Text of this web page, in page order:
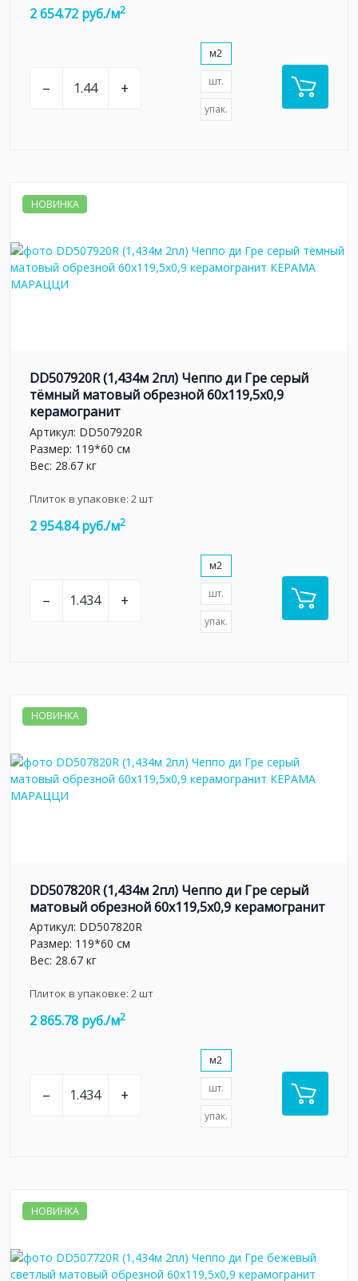
2 654.72 руб./м2
– +
м2
шт.
упак.
НОВИНКА
DD507920R (1,434м 2пл) Чеппо ди Гре серый
тёмный матовый обрезной 60x119,5x0,9
керамогранит
Артикул: DD507920R
Размер: 119*60 см
Вес: 28.67 кг
Плиток в упаковке: 2шт
2 954.84 руб./м2
– +
м2
шт.
упак.
НОВИНКА
DD507820R (1,434м 2пл) Чеппо ди Гре серый
матовый обрезной 60x119,5x0,9 керамогранит
Артикул: DD507820R
Размер: 119*60 см
Вес: 28.67 кг
Плиток в упаковке: 2шт
2 865.78 руб./м2
– +
м2
шт.
упак.
НОВИНКА